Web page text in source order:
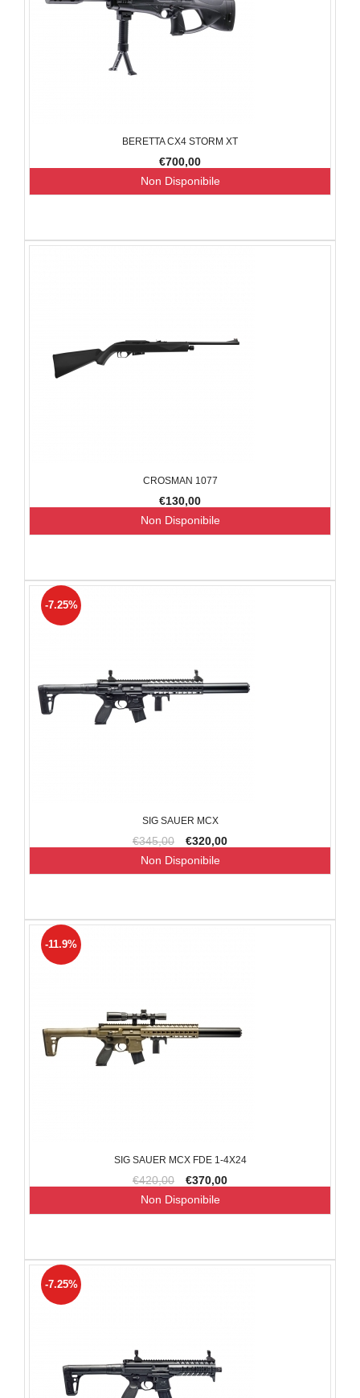
BERETTA CX4 STORM XT
€700,00
Non Disponibile
CROSMAN 1077
€130,00
Non Disponibile
SIG SAUER MCX
€345,00 €320,00
-7.25%
Non Disponibile
SIG SAUER MCX FDE 1-4X24
€420,00 €370,00
-11.9%
Non Disponibile
-7.25%